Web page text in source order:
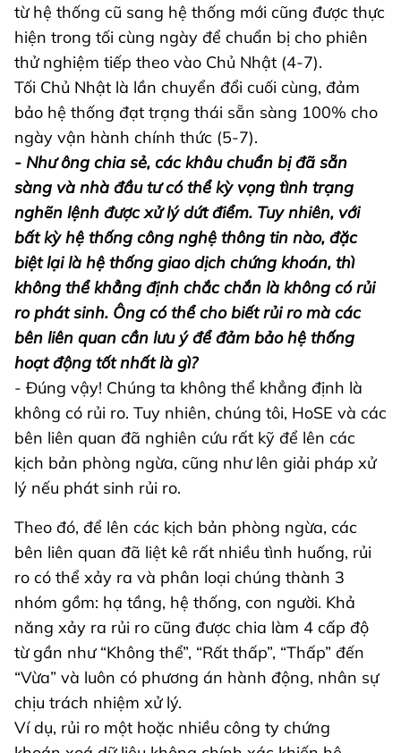
từ hệ thống cũ sang hệ thống mới cũng được thực
hiện trong tối cùng ngày để chuẩn bị cho phiên
thử nghiệm tiếp theo vào Chủ Nhật (4-7).
Tối Chủ Nhật là lần chuyển đổi cuối cùng, đảm
bảo hệ thống đạt trạng thái sẵn sàng 100% cho
ngày vận hành chính thức (5-7).
- Như ông chia sẻ, các khâu chuẩn bị đã sẵn
sàng và nhà đầu tư có thể kỳ vọng tình trạng
nghẽn lệnh được xử lý dứt điểm. Tuy nhiên, với
bất kỳ hệ thống công nghệ thông tin nào, đặc
biệt lại là hệ thống giao dịch chứng khoán, thì
không thể khẳng định chắc chắn là không có rủi
ro phát sinh. Ông có thể cho biết rủi ro mà các
bên liên quan cần lưu ý để đảm bảo hệ thống
hoạt động tốt nhất là gì?
- Đúng vậy! Chúng ta không thể khẳng định là
không có rủi ro. Tuy nhiên, chúng tôi, HoSE và các
bên liên quan đã nghiên cứu rất kỹ để lên các
kịch bản phòng ngừa, cũng như lên giải pháp xử
lý nếu phát sinh rủi ro.
Theo đó, để lên các kịch bản phòng ngừa, các
bên liên quan đã liệt kê rất nhiều tình huống, rủi
ro có thể xảy ra và phân loại chúng thành 3
nhóm gồm: hạ tầng, hệ thống, con người. Khả
năng xảy ra rủi ro cũng được chia làm 4 cấp độ
từ gần như “Không thể”, “Rất thấp”, “Thấp” đến
“Vừa” và luôn có phương án hành động, nhân sự
chịu trách nhiệm xử lý.
Ví dụ, rủi ro một hoặc nhiều công ty chứng